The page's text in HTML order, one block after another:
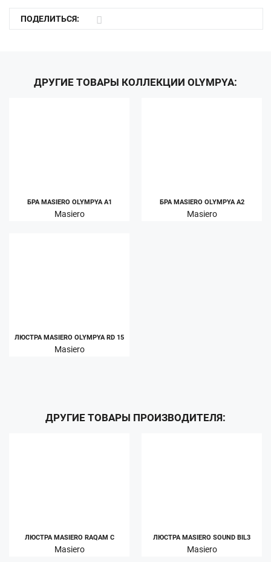
ПОДЕЛИТЬСЯ:
ДРУГИЕ ТОВАРЫ КОЛЛЕКЦИИ OLYMPYA:
БРА MASIERO OLYMPYA A1
Masiero
БРА MASIERO OLYMPYA A2
Masiero
ЛЮСТРА MASIERO OLYMPYA RD 15
Masiero
ДРУГИЕ ТОВАРЫ ПРОИЗВОДИТЕЛЯ:
ЛЮСТРА MASIERO RAQAM C
Masiero
ЛЮСТРА MASIERO SOUND BIL3
Masiero